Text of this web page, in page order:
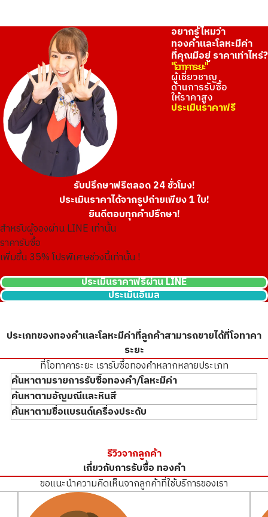
อยากรู้ไหมว่า
ทองคำและโลหะมีค่า
ที่คุณมีอยู่ ราคาเท่าไหร่?
"โอทาคาระยะ"
ผู้เชี่ยวชาญ
ด้านการรับซื้อ
ให้ราคาสูง
ประเมินราคาฟรี
รับปรึกษาฟรีตลอด 24 ชั่วโมง!
ประเมินราคาได้จากรูปถ่ายเพียง 1 ใบ!
ยินดีตอบทุกคำปรึกษา!
สำหรับผู้จองผ่าน LINE เท่านั้น
ราคารับซื้อ
เพิ่มขึ้น35% โปรพิเศษช่วงนี้เท่านั้น !
ประเมินราคาฟรีผ่าน LINE
ประเมินอีเมล
ประเภทของทองคำและโลหะมีค่าที่ลูกค้าสามารถขายได้ที่โอทาคา
ระยะ
ที่โอทาคาระยะ เรารับซื้อทองคำหลากหลายประเภท
ค้นหาตามรายการรับซื้อทองคำ/โลหะมีค่า
รับซื้อแท่งทองคำ
รับซื้อสร้อยคอทองคำ
เหรียญทองคำ/เหรียญเงิน
ค้นหาตามอัญมณีและหินสี
Saphaire
ค้นหาตามชื่อแบรนด์เครื่องประดับ
Harry Winston
Boucheron
Chaumet
รีวิวจากลูกค้า
เกี่ยวกับการรับซื้อ ทองคำ
ขอแนะนำความคิดเห็นจากลูกค้าที่ใช้บริการของเรา